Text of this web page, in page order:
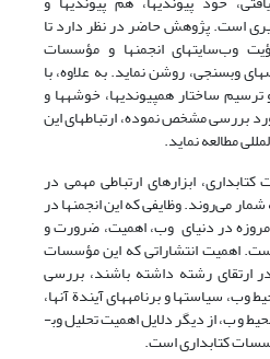
است. پژوهش حاضر در نظر دارد تا
وب‌سایتهای انجمنها و مؤسسات
وب­سنجی، روشن نماید. به علاوه، با
ترسیم ساختار هم­پیوندیها، خوشه­ها و
بررسی مشخص نموده، ارتباطهای این
مطالعه نماید.
ابزارهای ارتباطی مهمی در
شمار می‌روند. وظایفی که این انجمنها در
در دنیای وب، اهمیت، ضرورت و
اهمیت انتشاراتی که این مؤسسات
ارتقای رشته داشته باشند، بررسی
سیاستها و برنامه­های آیندة آنها،
سنجش میزان موفقیت آنها در محیط وب، از دیگر دلایل اهمیت تحلیل وب­
کتابداری است.